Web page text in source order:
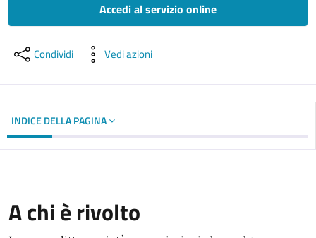
Accedi al servizio online
Condividi Vedi azioni
INDICE DELLA PAGINA
A chi è rivolto